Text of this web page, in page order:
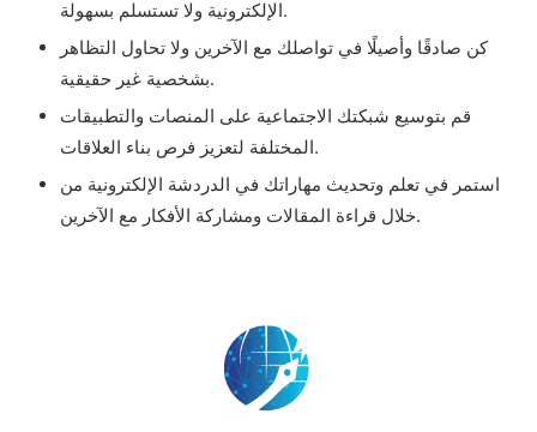
الإلكترونية ولا تستسلم بسهولة.
كن صادقًا وأصيلًا في تواصلك مع الآخرين ولا تحاول التظاهر
بشخصية غير حقيقية.
قم بتوسيع شبكتك الاجتماعية على المنصات والتطبيقات
المختلفة لتعزيز فرص بناء العلاقات.
استمر في تعلم وتحديث مهاراتك في الدردشة الإلكترونية من
خلال قراءة المقالات ومشاركة الأفكار مع الآخرين.